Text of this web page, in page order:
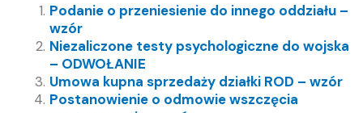
Podanie o przeniesienie do innego oddziału –
wzór
Niezaliczone testy psychologiczne do wojska
– ODWOŁANIE
Umowa kupna sprzedaży działki ROD – wzór
Postanowienie o odmowie wszczęcia